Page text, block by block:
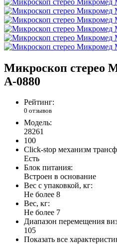
Микроскоп стерео
А-0880
Рейтинг:
0 отзывов
Модель:
28261
100
Click-stop механизм
Есть
Блок питания:
Встроен в основание
Вес с упаковкой, кг:
Не более 8
Вес, кг:
Не более 7
Диапазон перемещения
105
Показать все